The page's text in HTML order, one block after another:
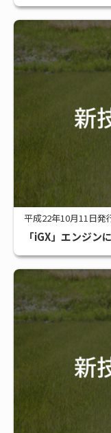
平成22年10月11日発
「iGX」エンジン